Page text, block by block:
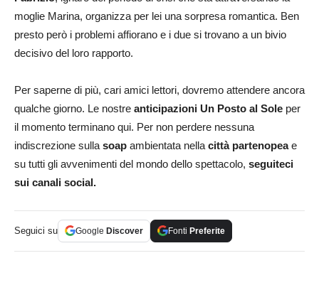
moglie Marina, organizza per lei una sorpresa romantica. Ben
presto però i problemi affiorano e i due si trovano a un bivio
decisivo del loro rapporto.
Per saperne di più, cari amici lettori, dovremo attendere ancora
qualche giorno. Le nostre anticipazioni Un Posto al Sole per
il momento terminano qui. Per non perdere nessuna
indiscrezione sulla soap ambientata nella città partenopeae
su tutti gli avvenimenti del mondo dello spettacolo, seguiteci
sui canali social.
Seguici su Google Discover Fonti Preferite